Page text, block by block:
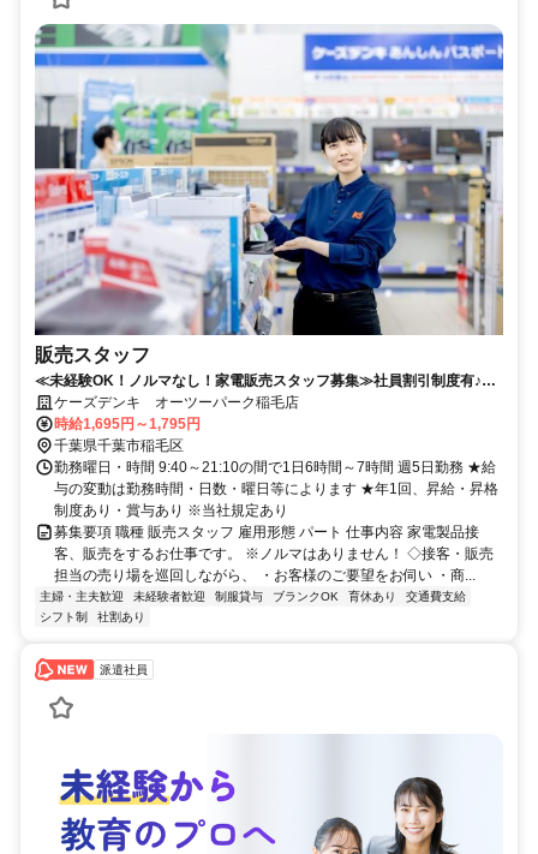
販売スタッフ
≪未経験OK！ノルマなし！家電販売スタッフ募集≫社員割引制度有♪充
実の待遇で働きやすさ抜群◎
ケーズデンキ オーツーパーク稲毛店
時給1,695円～1,795円
千葉県千葉市稲毛区
勤務曜日・時間 9:40～21:10の間で1日6時間～7時間 週5日勤務 ★給
与の変動は勤務時間・日数・曜日等によります ★年1回、昇給・昇格
制度あり・賞与あり ※当社規定あり
募集要項 職種 販売スタッフ 雇用形態 パート 仕事内容 家電製品接
客、販売をするお仕事です。 ※ノルマはありません！ ◇接客・販売
担当の売り場を巡回しながら、 ・お客様のご要望をお伺い ・商...
主婦・主夫歓迎 未経験者歓迎 制服貸与 ブランクOK 育休あり
交通費支給
シフト制
社割あり
派遣社員